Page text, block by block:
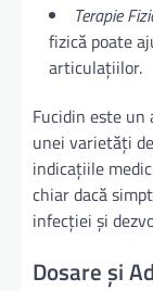
Terapie
fizică poate
articulațiilor.
Fucidin este
unei varietăți
indicațiile
chiar dacă
infecției și
Dosare și